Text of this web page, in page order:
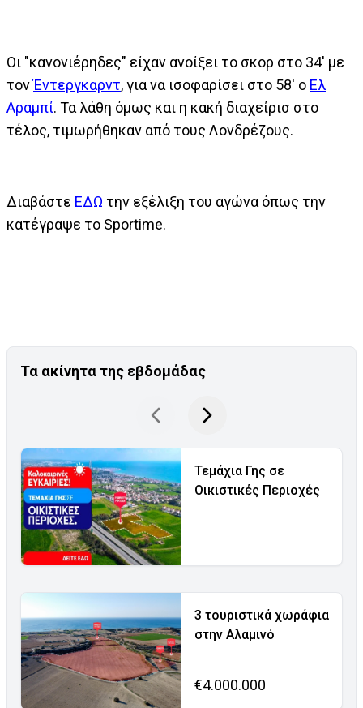
Οι "κανονιέρηδες" είχαν ανοίξει το σκορ στο 34' με
τονΈντεργκαρντ, για να ισοφαρίσει στο 58' ο Ελ
Αραμπί. Τα λάθη όμως και η κακή διαχείρισ στο
τέλος, τιμωρήθηκαν από τους Λονδρέζους.
Διαβάστε ΕΔΩ την εξέλιξη του αγώνα όπως την
κατέγραψε το Sportime.
Τα ακίνητα της εβδομάδας
Τεμάχια Γης σε
Οικιστικές Περιοχές
3 τουριστικά χωράφια
στην Αλαμινό
€4.000.000